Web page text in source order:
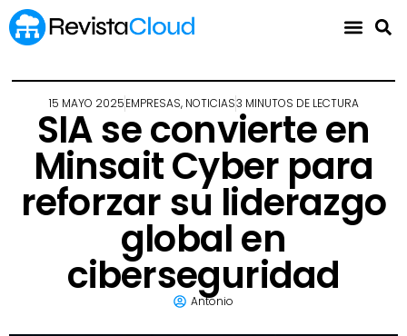
15 MAYO 2025EMPRESAS, NOTICIAS3 MINUTOS DE LECTURA
SIA se convierte en
Minsait Cyber para
reforzar su liderazgo
global en
ciberseguridad
Antonio